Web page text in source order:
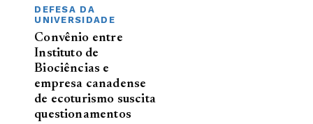
DEFESA DA
UNIVERSIDADE
Convênio entre
Instituto de
Biociências e
empresa canadense
de ecoturismo suscita
questionamentos